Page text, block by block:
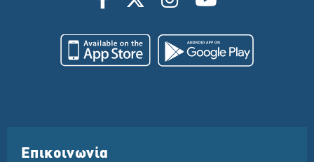
Επικοινωνία